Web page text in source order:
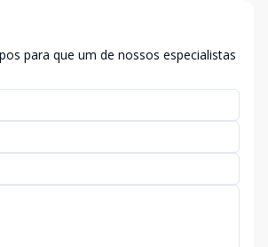
para que um de nossos especialistas